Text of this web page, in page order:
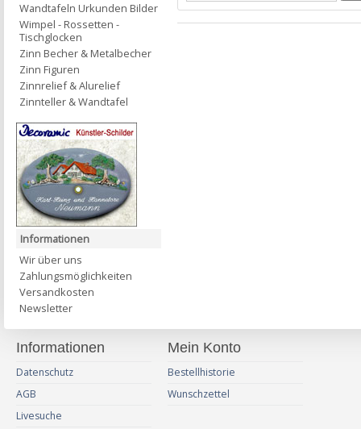
Wandtafeln Urkunden Bilder
Wimpel - Rossetten -
Tischglocken
Zinn Becher & Metalbecher
Zinn Figuren
Zinnrelief & Alurelief
Zinnteller & Wandtafel
Informationen
Wir über uns
Zahlungsmöglichkeiten
Versandkosten
Newsletter
Informationen
Datenschutz
AGB
Livesuche
Mein Konto
Bestellhistorie
Wunschzettel